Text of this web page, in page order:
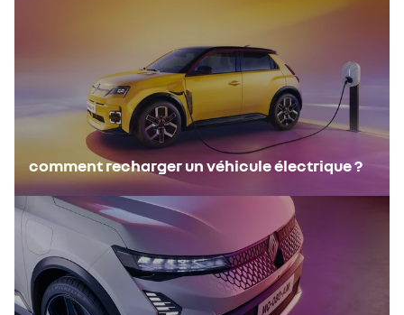
comment recharger un véhicule électrique ?​